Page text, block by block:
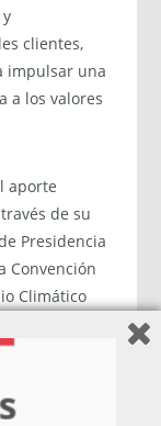
clientes,
impulsar una
a los valores
aporte
de su
Presidencia
Convención
Climático
Caribe.
en